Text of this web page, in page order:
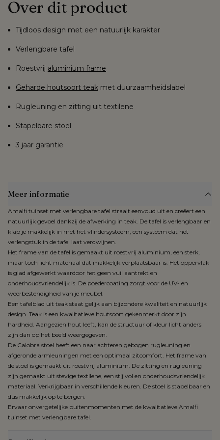
Over dit product
Tijdloos design met een natuurlijk karakter
Verlengbare tafel
Roestvrij aluminium frame
Geharde houtsoort teak met duurzaamheidslabel
Rugleuning en zitting uit textilene
Stapelbare stoel
3 jaar garantie
Meer informatie
Amalfi tuinset met verlengbare tafel straalt eenvoud uit en creëert een
natuurlijk gevoel dankzij de afwerking in teak. De tafel is verlengbaar en
klap je makkelijk in met het vlindersysteem, een systeem dat het
verlengstuk in de tafel laat verdwijnen.
Het frame van de tafel is gemaakt uit roestvrij aluminium, een sterk,
maar toch licht materiaal dat makkelijk verplaatsbaar is. Het oppervlak
is glad afgewerkt waardoor het geen vuil aantrekt en
onderhoudsvriendelijk is. De poedercoating zorgt voor de UV- en
weerbestendigheid van je meubel.
Een tafelblad uit teak staat gelijk aan bijzondere kwaliteit en natuurlijk
design. Teak is een kwalitatieve houtsoort gekenmerkt door zijn
hardheid. Aangezien hout leeft, kan de structuur of kleur licht anders
zijn dan op het beeld weergegeven.
De Calobra stoel heeft een naar achteren gebogen rugleuning en
afgeronde armleuningen met een optimaal zitcomfort. Het frame van
de stoel is gemaakt uit roestvrij aluminium. De zitting en rugleuning
zijn gemaakt uit stevige textilene, een stijlvol en onderhoudsvriendelijk
materiaal. Verkrijgbaar in verschillende kleuren. De stoel is stapelbaar en
dus makkelijk op te bergen.
Ervaar onvergetelijke buitenmomenten met de kwalitatieve Amalfi
tuinset met verlengbare tafel.